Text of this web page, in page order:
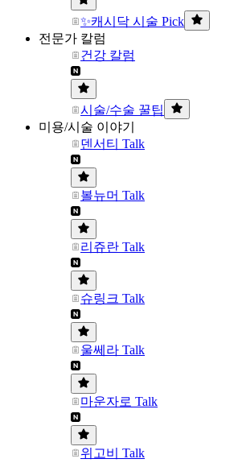
✨캐시닥 시술 Pick
전문가 칼럼
건강 칼럼
시술/수술 꿀팁
미용/시술 이야기
덴서티 Talk
볼뉴머 Talk
리쥬란 Talk
슈링크 Talk
울쎄라 Talk
마운자로 Talk
위고비 Talk